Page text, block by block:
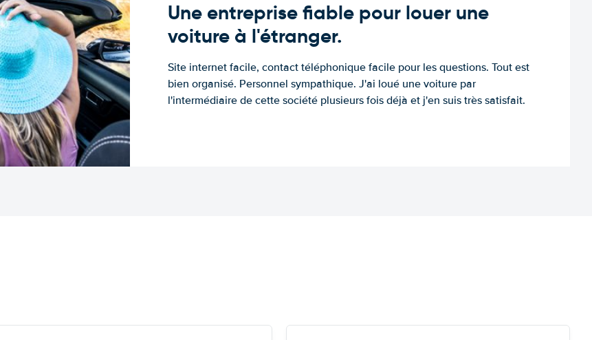
Une entreprise fiable pour louer une
voiture à l'étranger.
Site internet facile, contact téléphonique facile pour les questions. Tout est
bien organisé. Personnel sympathique. J'ai loué une voiture par
l'intermédiaire de cette société plusieurs fois déjà et j'en suis très satisfait.